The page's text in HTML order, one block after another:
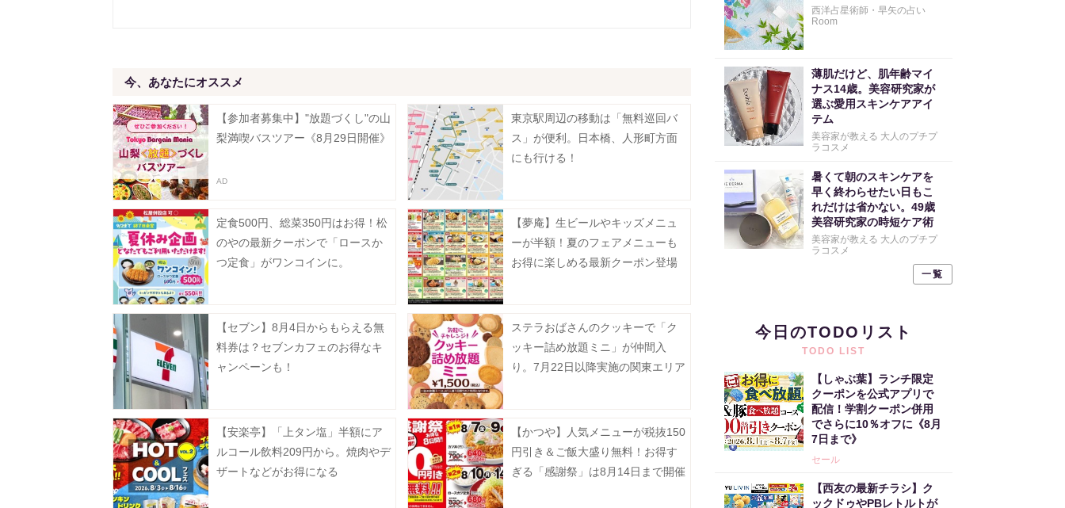
今、あなたにオススメ
【参加者募集中】"放題づくし"の山
梨満喫バスツアー《8月29日開催》
東京駅周辺の移動は「無料巡回バ
ス」が便利。日本橋、人形町方面
にも行ける！
定食500円、総菜350円はお得！松
のやの最新クーポンで「ロースか
つ定食」がワンコインに。
【夢庵】生ビールやキッズメニュ
ーが半額！夏のフェアメニューも
お得に楽しめる最新クーポン登場
【セブン】8月4日からもらえる無
料券は？セブンカフェのお得なキ
ャンペーンも！
ステラおばさんのクッキーで「ク
ッキー詰め放題ミニ」が仲間入
り。7月22日以降実施の関東エリア
【安楽亭】「上タン塩」半額にア
ルコール飲料209円から。焼肉やデ
ザートなどがお得になる
【かつや】人気メニューが税抜150
円引き＆ご飯大盛り無料！お得す
ぎる「感謝祭」は8月14日まで開催
西洋占星術師・早矢の占い
Room
薄肌だけど、肌年齢マイ
ナス14歳。美容研究家が
選ぶ愛用スキンケアアイ
テム
美容家が教える 大人のプチプ
ラコスメ
暑くて朝のスキンケアを
早く終わらせたい日もこ
れだけは省かない。49歳
美容研究家の時短ケア術
美容家が教える 大人のプチプ
ラコスメ
一覧
今日のTODOリスト
TODO LIST
【しゃぶ葉】ランチ限定
クーポンを公式アプリで
配信！学割クーポン併用
でさらに10％オフに《8月
7日まで》
セール
【西友の最新チラシ】ク
ックドゥやPBレトルトが